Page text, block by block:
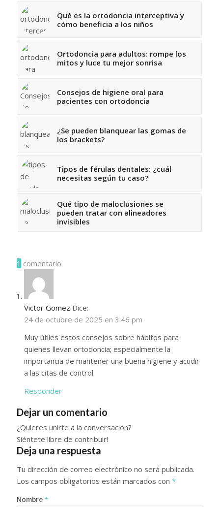
Qué es la ortodoncia interceptiva y
cómo beneficia a los niños
Ortodoncia para adultos: rompe los
mitos y luce tu mejor sonrisa
Consejos de higiene oral para
pacientes con ortodoncia
¿Se pueden blanquear las gomas de
los brackets?
Tipos de férulas dentales: ¿cuál
necesitas según tu caso?
Qué tipo de maloclusiones se
pueden tratar con alineadores
invisibles
1 comentario
Victor Gomez Dice:
24 de octubre de 2025 en 3:46 pm
Muy útiles estos consejos sobre hábitos para
quienes llevan ortodoncia; especialmente la
importancia de mantener una buena higiene y acudir
a las citas de control.
Responder
Dejar un comentario
¿Quieres unirte a la conversación?
Siéntete libre de contribuir!
Deja una respuesta
Tu dirección de correo electrónico no será publicada.
Los campos obligatorios están marcados con *
Nombre *